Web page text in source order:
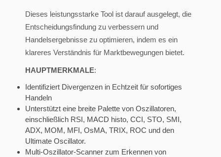
Dieses leistungsstarke Tool ist darauf ausgelegt, die
Entscheidungsfindung zu verbessern und
Handelsergebnisse zu optimieren, indem es ein
klareres Verständnis für Marktbewegungen bietet.
HAUPTMERKMALE:
Identifiziert Divergenzen in Echtzeit für sofortiges
Handeln
Unterstützt eine breite Palette von Oszillatoren,
einschließlich RSI, MACD histo, CCI, STO, SMI,
ADX, MOM, MFI, OsMA, TRIX, ROC und den
Ultimate Oscillator.
Multi-Oszillator-Scanner zum Erkennen von